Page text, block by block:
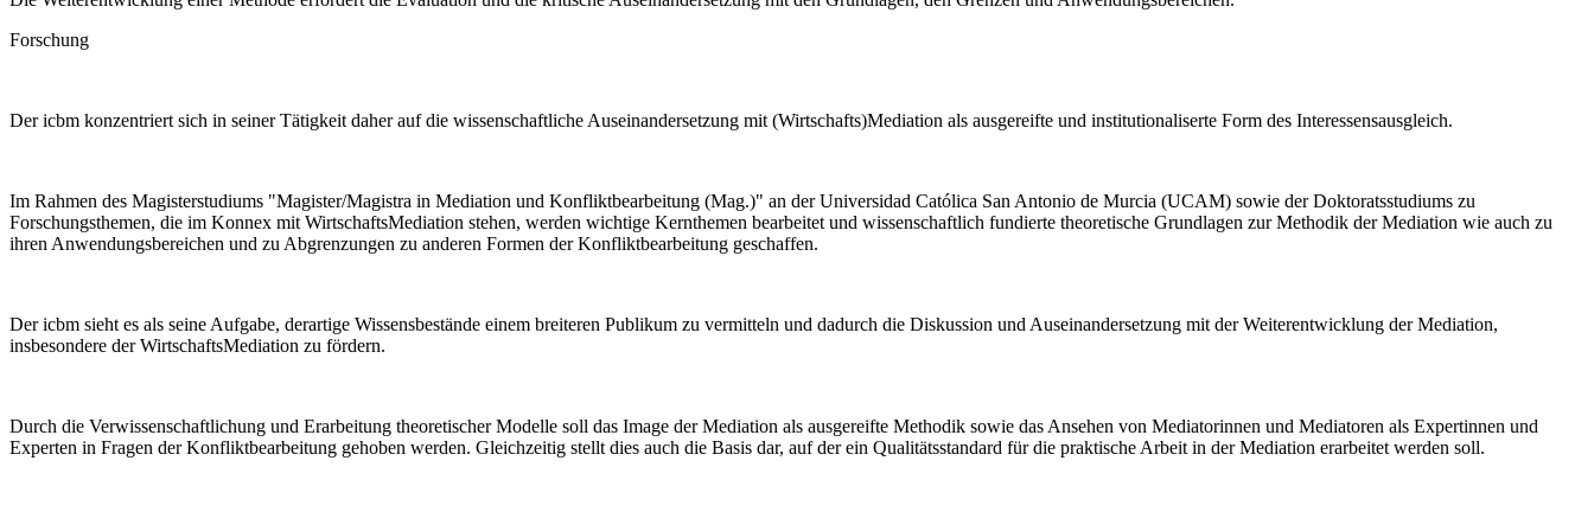
Forschung
Der icbm konzentriert sich in seiner Tätigkeit daher auf die wissenschaftliche Auseinandersetzung mit (Wirtschafts)Mediation als ausgereifte und institutionaliserte Form des Interessensausgleich.
Im Rahmen des Magisterstudiums "Magister/Magistra in Mediation und Konfliktbearbeitung (Mag.)" an der Universidad Católica San Antonio de Murcia (UCAM) sowie der Doktoratsstudiums zu
Forschungsthemen, die im Konnex mit WirtschaftsMediation stehen, werden wichtige Kernthemen bearbeitet und wissenschaftlich fundierte theoretische Grundlagen zur Methodik der Mediation wie auch zu
ihren Anwendungsbereichen und zu Abgrenzungen zu anderen Formen der Konfliktbearbeitung geschaffen.
Der icbm sieht es als seine Aufgabe, derartige Wissensbestände einem breiteren Publikum zu vermitteln und dadurch die Diskussion und Auseinandersetzung mit der Weiterentwicklung der Mediation,
insbesondere der WirtschaftsMediation zu fördern.
Durch die Verwissenschaftlichung und Erarbeitung theoretischer Modelle soll das Image der Mediation als ausgereifte Methodik sowie das Ansehen von Mediatorinnen und Mediatoren als Expertinnen und
Experten in Fragen der Konfliktbearbeitung gehoben werden. Gleichzeitig stellt dies auch die Basis dar, auf der ein Qualitätsstandard für die praktische Arbeit in der Mediation erarbeitet werden soll.